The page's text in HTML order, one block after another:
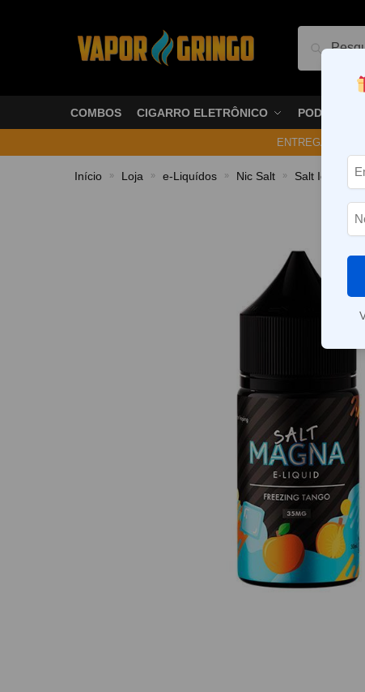
COMBOS CIGARRO ELETRÔNICO PODS
ENTREGA NO
Início » Loja » e-Liquídos » Nic Salt » Salt Ice